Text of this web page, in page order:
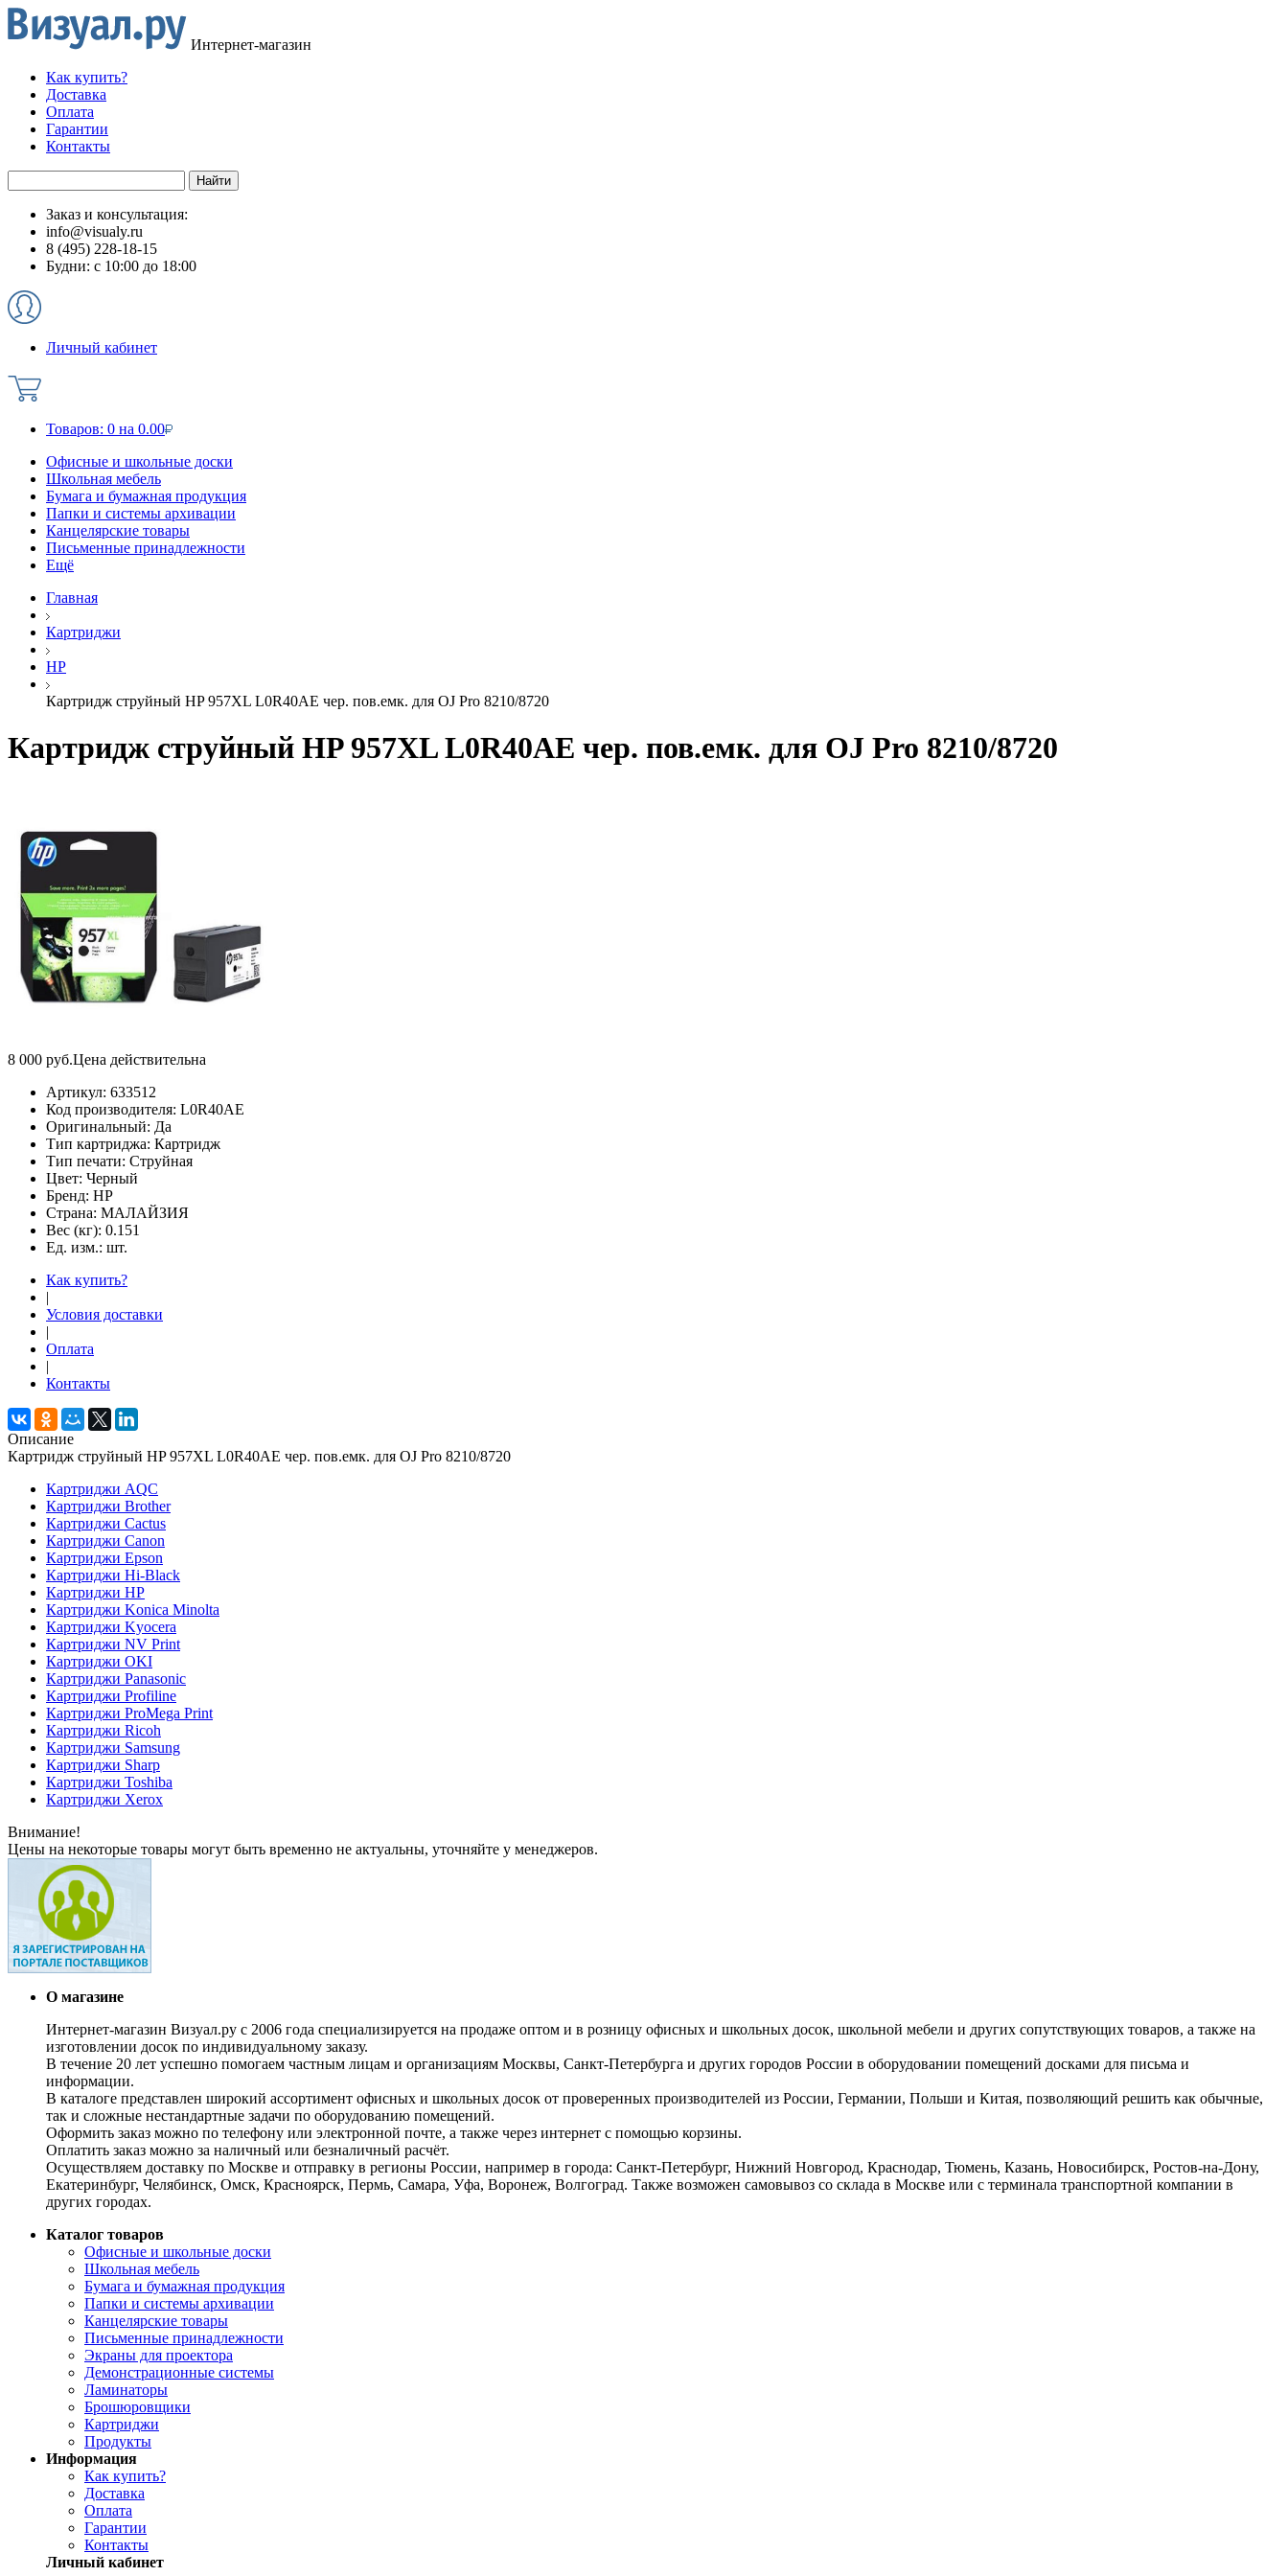
Интернет-магазин
Как купить?
Доставка
Оплата
Гарантии
Контакты
Заказ и консультация:
info@visualy.ru
8 (495) 228-18-15
Будни: с 10:00 до 18:00
Личный кабинет
Товаров: 0 на 0.00
Офисные и школьные доски
Школьная мебель
Бумага и бумажная продукция
Папки и системы архивации
Канцелярские товары
Письменные принадлежности
Ещё
Главная
Картриджи
HP
Картридж струйный HP 957XL L0R40AE чер. пов.емк. для OJ Pro 8210/8720
Картридж струйный HP 957XL L0R40AE чер. пов.емк. для OJ Pro 8210/8720
8 000 руб.Цена действительна
Артикул: 633512
Код производителя: L0R40AE
Оригинальный: Да
Тип картриджа: Картридж
Тип печати: Струйная
Цвет: Черный
Бренд: HP
Страна: МАЛАЙЗИЯ
Вес (кг): 0.151
Ед. изм.: шт.
Как купить?
|
Условия доставки
|
Оплата
|
Контакты
Описание
Картридж струйный HP 957XL L0R40AE чер. пов.емк. для OJ Pro 8210/8720
Картриджи AQC
Картриджи Brother
Картриджи Cactus
Картриджи Canon
Картриджи Epson
Картриджи Hi-Black
Картриджи HP
Картриджи Konica Minolta
Картриджи Kyocera
Картриджи NV Print
Картриджи OKI
Картриджи Panasonic
Картриджи Profiline
Картриджи ProMega Print
Картриджи Ricoh
Картриджи Samsung
Картриджи Sharp
Картриджи Toshiba
Картриджи Xerox
Внимание!
Цены на некоторые товары могут быть временно не актуальны, уточняйте у менеджеров.
О магазине
Интернет-магазин Визуал.ру с 2006 года специализируется на продаже оптом и в розницу офисных и школьных досок, школьной мебели и других сопутствующих товаров, а также на
изготовлении досок по индивидуальному заказу.
В течение 20 лет успешно помогаем частным лицам и организациям Москвы, Санкт-Петербурга и других городов России в оборудовании помещений досками для письма и
информации.
В каталоге представлен широкий ассортимент офисных и школьных досок от проверенных производителей из России, Германии, Польши и Китая, позволяющий решить как обычные,
так и сложные нестандартные задачи по оборудованию помещений.
Оформить заказ можно по телефону или электронной почте, а также через интернет с помощью корзины.
Оплатить заказ можно за наличный или безналичный расчёт.
Осуществляем доставку по Москве и отправку в регионы России, например в города: Санкт-Петербург, Нижний Новгород, Краснодар, Тюмень, Казань, Новосибирск, Ростов-на-Дону,
Екатеринбург, Челябинск, Омск, Красноярск, Пермь, Самара, Уфа, Воронеж, Волгоград. Также возможен самовывоз со склада в Москве или с терминала транспортной компании в
других городах.
Каталог товаров
Офисные и школьные доски
Школьная мебель
Бумага и бумажная продукция
Папки и системы архивации
Канцелярские товары
Письменные принадлежности
Экраны для проектора
Демонстрационные системы
Ламинаторы
Брошюровщики
Картриджи
Продукты
Информация
Как купить?
Доставка
Оплата
Гарантии
Контакты
Личный кабинет